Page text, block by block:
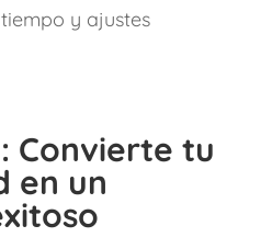
y ajustes
Convierte tu
en un